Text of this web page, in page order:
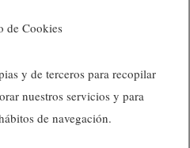
de Cookies
y de terceros para recopilar
nuestros servicios y para
de navegación.